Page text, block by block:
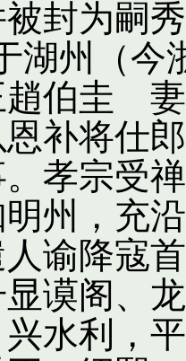
封为嗣
湖州（今
伯圭 妻
补将仕
孝宗受
州，充
谕降寇
谟阁、
水利，